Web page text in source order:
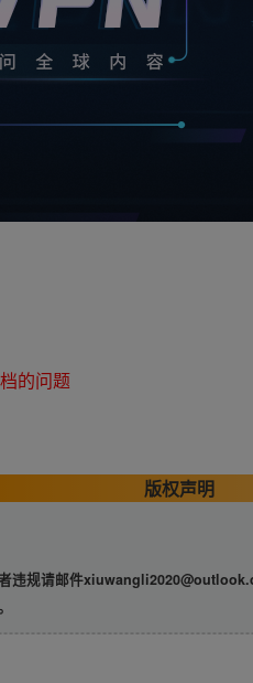
的问题
版权声明
违规请邮件